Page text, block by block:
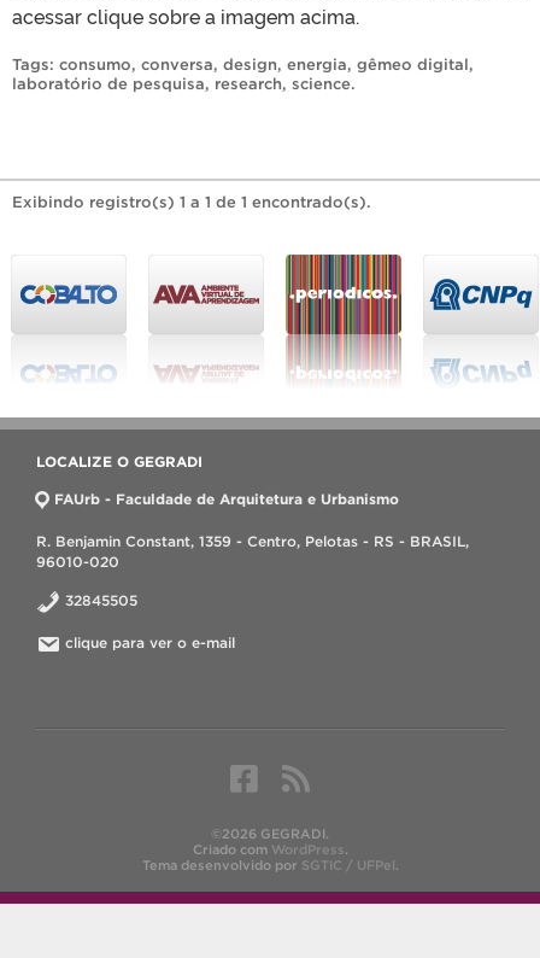
acessar clique sobre a imagem acima.
Tags: consumo, conversa, design, energia, gêmeo digital,
laboratório de pesquisa, research, science.
Exibindo registro(s) 1 a 1 de 1 encontrado(s).
LOCALIZE O GEGRADI
FAUrb - Faculdade de Arquitetura e Urbanismo
R. Benjamin Constant, 1359 - Centro, Pelotas - RS - BRASIL,
96010-020
32845505
clique para ver o e-mail
©2026 GEGRADI.
Criado com WordPress.
Tema desenvolvido por SGTIC / UFPel.